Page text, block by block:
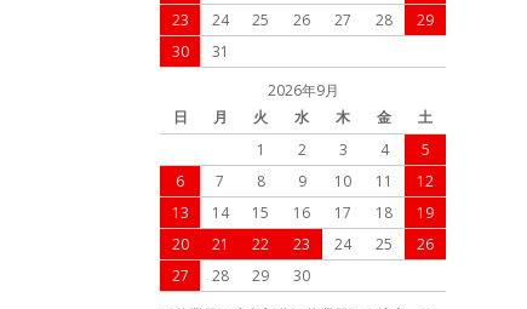
23
24 25 26 27 28
29
30
31
2026年9月
日
月 火 水 木 金
土
1
2 3 4
5
6
7 8 9 10 11
12
13
14 15 16 17 18
19
20
21 22 23 24 25
26
27
28 29
30